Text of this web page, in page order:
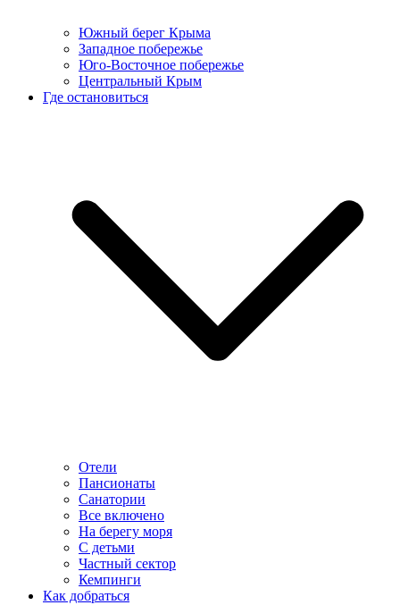
Южный берег Крыма
Западное побережье
Юго-Восточное побережье
Центральный Крым
Где остановиться
Отели
Пансионаты
Санатории
Все включено
На берегу моря
С детьми
Частный сектор
Кемпинги
Как добраться